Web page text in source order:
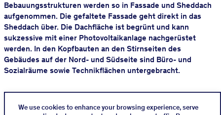
We use cookies to enhance your browsing experience, serve
Bebauungsstrukturen werden so in Fassade und Sheddach
aufgenommen. Die gefaltete Fassade geht direkt in das
Sheddach über. Die Dachfläche ist begrünt und kann
sukzessive mit einer Photovoltaikanlage nachgerüstet
werden. In den Kopfbauten an den Stirnseiten des
Gebäudes auf der Nord- und Südseite sind Büro- und
Sozialräume sowie Technikflächen untergebracht.